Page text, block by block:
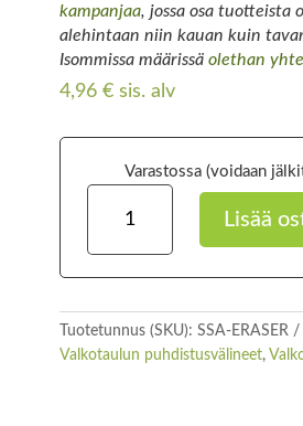
kampanjaa, jossa osa tuotteista
alehintaan niin kauan kuin
Isommissa määrissä olethan
4,96 € sis. alv
Varastossa (voidaan
Mikrokuituliina
määrä
Lisää
Tuotetunnus (SKU): SSA-ERASER
Valkotaulun puhdistusvälineet,